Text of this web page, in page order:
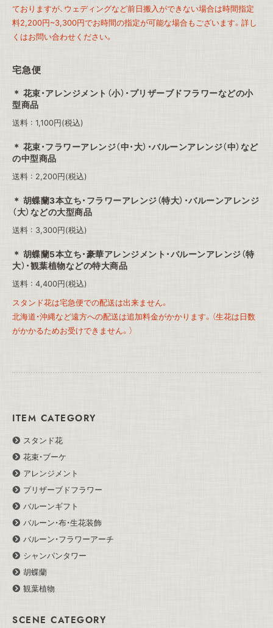
ておりますが、ウェディングなど前日搬入ができない場合は時間指定
料2,200円~3,300円でお時間の指定が可能な場合もございます。詳し
くはお問い合わせください。
宅急便
花束・アレンジメント（小）・プリザーブドフラワーなどの小
型商品
送料 : 1,100円(税込)
花束・フラワーアレンジ（中・大）・バルーンアレンジ（中）など
の中型商品
送料 : 2,200円(税込)
胡蝶蘭3本立ち・フラワーアレンジ（特大）・バルーンアレンジ
（大）などの大型商品
送料 : 3,300円(税込)
胡蝶蘭5本立ち・豪華アレンジメント・バルーンアレンジ（特
大）・観葉植物などの特大商品
送料 : 4,400円(税込)
スタンド花は宅急便での配送は出来ません。
北海道・沖縄など遠方への配送は追加料金がかかります。（生花は日数
がかかるためお受けできません。）
ITEM CATEGORY
スタンド花
花束・ブーケ
アレンジメント
プリザーブドフラワー
バルーンギフト
バルーン・布・生花装飾
バルーン・フラワーアーチ
シャンパンタワー
胡蝶蘭
観葉植物
SCENE CATEGORY